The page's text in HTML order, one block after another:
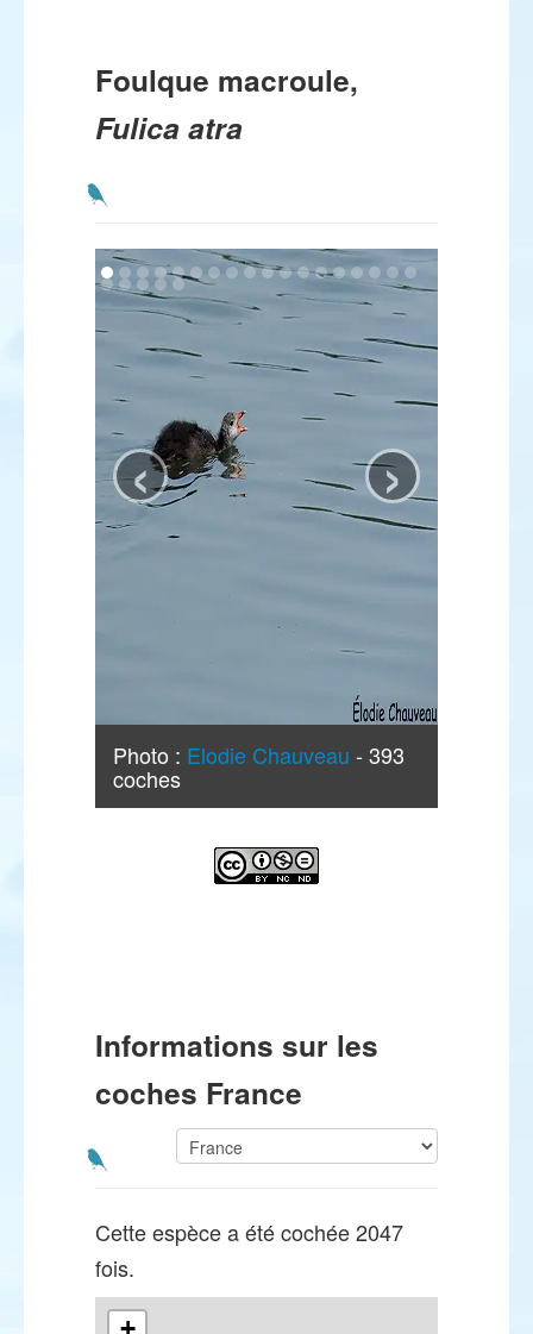
Foulque macroule,
Fulica atra
Photo : Elodie Chauveau - 393
coches
‹ ›
Informations sur les
coches France
Cette espèce a été cochée 2047
fois.